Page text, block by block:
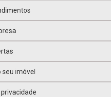
seu imóvel